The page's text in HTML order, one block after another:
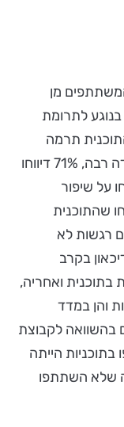
מן
לתרומת
שהתוכנית תרמה
להפחתת תחושת הבדידות שלהם במידה רבה, 71% דיווחו
הרוח הכללי, 48% דיווחו על שיפור
הכללית ו-45% דיווחו שהתוכנית
רגשות לא
בקרב
ואחריה,
והן במדד
בהשוואה לקבוצת
הייתה
שלא השתתפו